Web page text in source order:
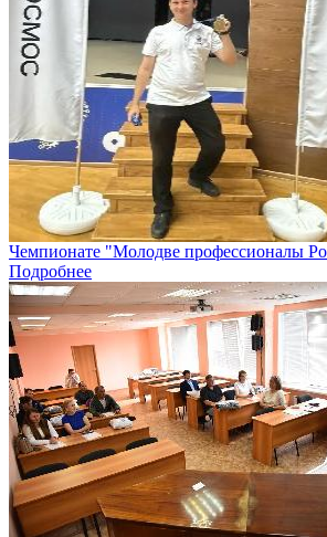
Чемпионате "Молодве профессионалы
Подробнее